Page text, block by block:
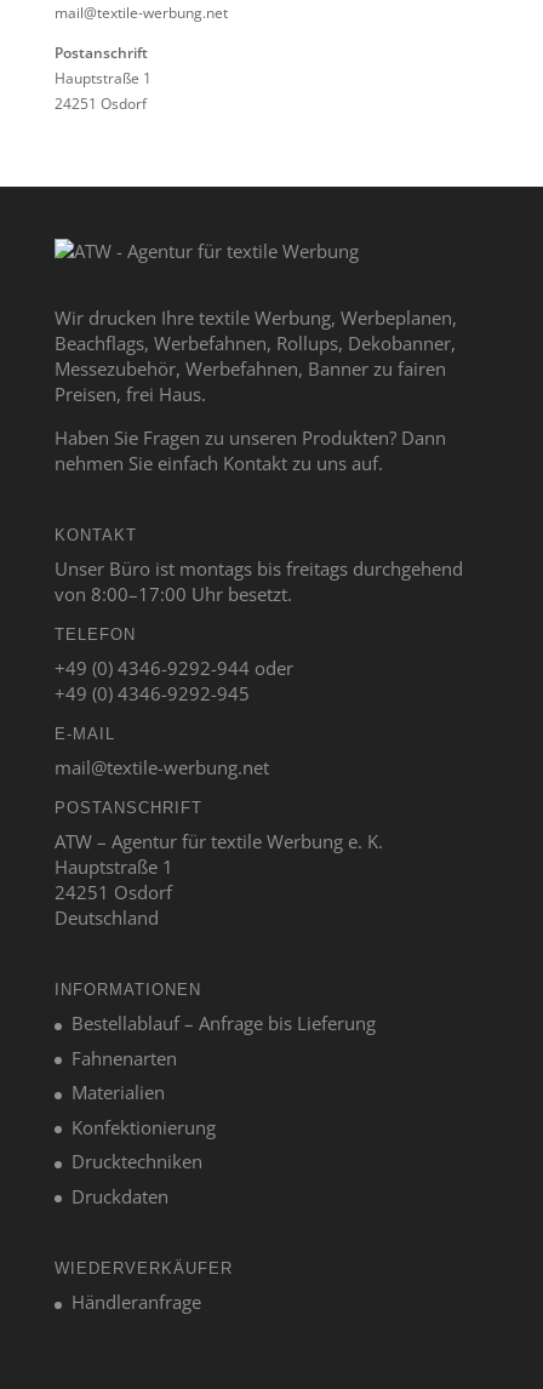
mail@textile-werbung.net
Postanschrift
Hauptstraße 1
24251 Osdorf
Wir drucken Ihre textile Werbung, Werbeplanen,
Beachflags, Werbefahnen, Rollups, Dekobanner,
Messezubehör, Werbefahnen, Banner zu fairen
Preisen, frei Haus.
Haben Sie Fragen zu unseren Produkten? Dann
nehmen Sie einfach Kontakt zu uns auf.
KONTAKT
Unser Büro ist montags bis freitags durchgehend
von 8:00–17:00 Uhr besetzt.
TELEFON
+49 (0) 4346-9292-944 oder
+49 (0) 4346-9292-945
E-MAIL
mail@textile-werbung.net
POSTANSCHRIFT
ATW – Agentur für textile Werbung e. K.
Hauptstraße 1
24251 Osdorf
Deutschland
INFORMATIONEN
Bestellablauf – Anfrage bis Lieferung
Fahnenarten
Materialien
Konfektionierung
Drucktechniken
Druckdaten
WIEDERVERKÄUFER
Händleranfrage